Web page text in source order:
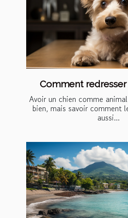
Comment
Avoir un chien comme
bien, mais savoir comment
aussi...